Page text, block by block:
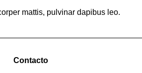
mattis, pulvinar dapibus leo.
Contacto